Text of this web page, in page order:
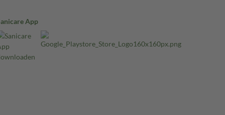
App